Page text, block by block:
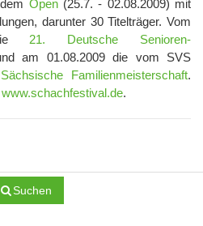
Open (25.7. - 02.08.2009) mit
darunter 30 Titelträger. Vom
21. Deutsche Senioren-
am 01.08.2009 die vom SVS
Familienmeisterschaft.
www.schachfestival.de.
Suchen